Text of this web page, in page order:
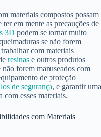
materiais compostos possam
em mente as precauções de
3D podem se tornar muito
se não forem
com materiais
resinas e outros produtos
forem manuseados com
de proteção
de segurança, e garantir uma
com esses materiais.
com Materiais